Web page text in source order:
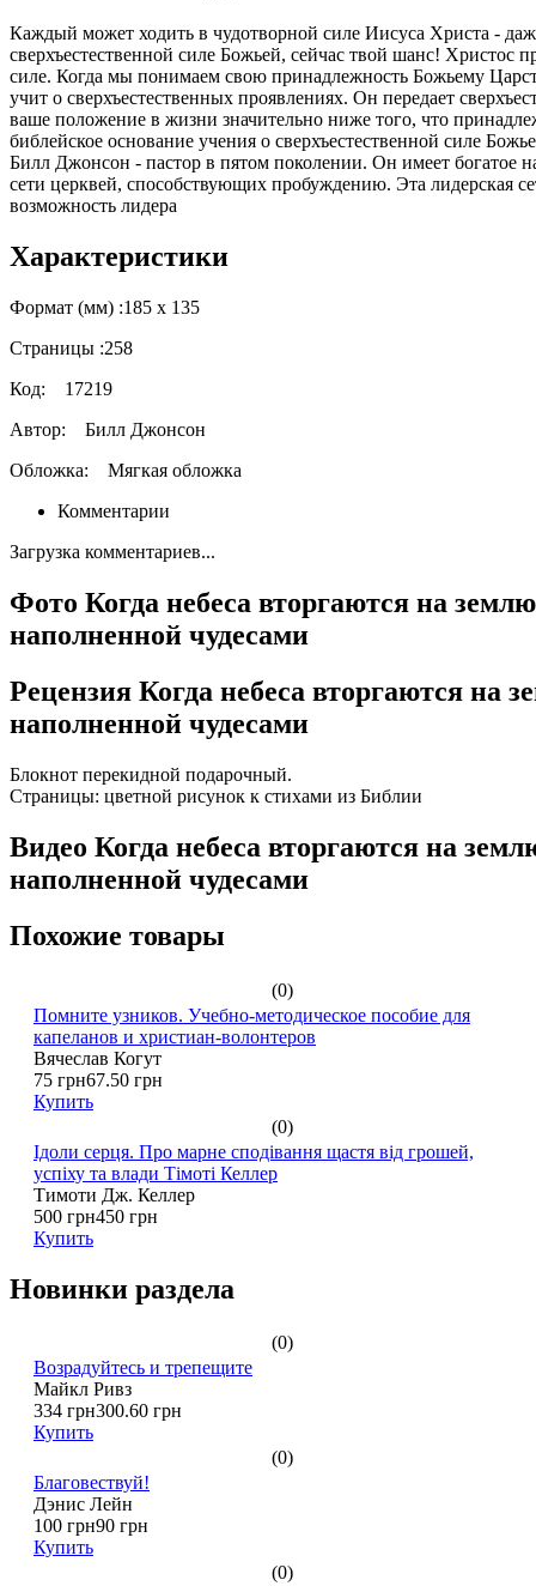
Каждый может ходить в чудотворной силе Иисуса Христа -
сверхъестественной силе Божьей, сейчас твой шанс! Христос
силе. Когда мы понимаем свою принадлежность Божьему
учит о сверхъестественных проявлениях. Он передает
ваше положение в жизни значительно ниже того, что
библейское основание учения о сверхъестественной силе
Билл Джонсон - пастор в пятом поколении. Он имеет богатое
сети церквей, способствующих пробуждению. Эта лидерская
возможность лидера
Характеристики
Формат (мм) :185 х 135
Страницы :258
Код: 17219
Автор:
Билл Джонсон
Обложка: Мягкая обложка
Комментарии
Загрузка комментариев...
Фото Когда небеса вторгаются на
наполненной чудесами
Рецензия Когда небеса вторгаются на
наполненной чудесами
Блокнот перекидной подарочный.
Страницы: цветной рисунок к стихами из Библии
Видео Когда небеса вторгаются на
наполненной чудесами
Похожие товары
(0)
Помните узников. Учебно-методическое пособие для
капеланов и христиан-волонтеров
Вячеслав Когут
75 грн67.50 грн
Купить
(0)
Ідоли серця. Про марне сподівання щастя від грошей,
успіху та влади Тімоті Келлер
Тимоти Дж. Келлер
500 грн450 грн
Купить
Новинки раздела
(0)
Возрадуйтесь и трепещите
Майкл Ривз
334 грн300.60 грн
Купить
(0)
Благовествуй!
Дэнис Лейн
100 грн90 грн
Купить
(0)